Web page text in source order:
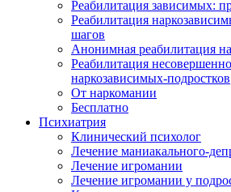
Реабилитация зависимых:
Реабилитация
шагов
Анонимная реабилитация
Реабилитация
наркозависимых-подростков
От наркомании
Бесплатно
Психиатрия
Клинический психолог
Лечение маниакального-
Лечение игромании
Лечение игромании у